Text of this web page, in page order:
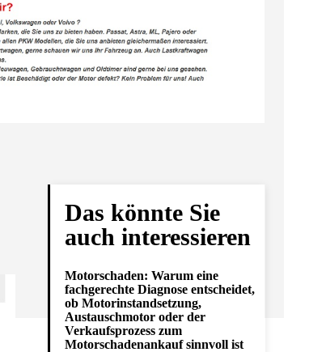
Das könnte Sie
auch interessieren
Motorschaden: Warum eine
fachgerechte Diagnose entscheidet,
ob Motorinstandsetzung,
Austauschmotor oder der
Verkaufsprozess zum
Motorschadenankauf sinnvoll ist